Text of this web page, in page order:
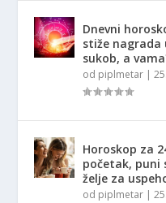
Dnevni
stiže nagrada
sukob, a
od piplmetar |
Horoskop za
početak, puni
želje za
od piplmetar |